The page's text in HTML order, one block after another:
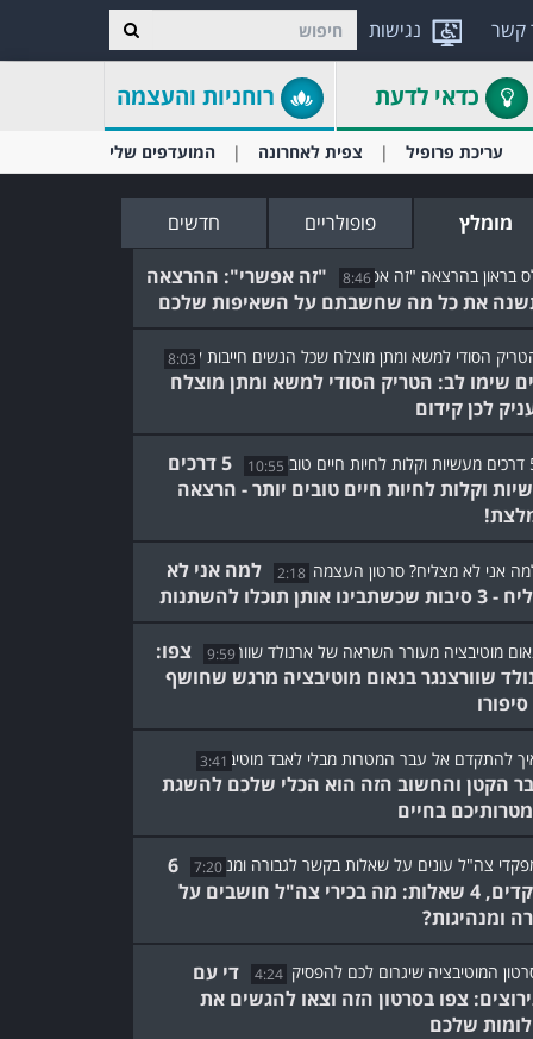
נגישות קשר
כדאי לדעת רוחניות והעצמה
עריכת פרופיל צפית לאחרונה המועדפים שלי
מומלץ פופולריים חדשים
8:46
"זה אפשרי": ההרצאה
את כל מה שחשבתם על השאיפות שלכם
8:03
שימו לב: הטריק הסודי למשא ומתן מוצלח
לכן קידום
10:55
5 דרכים
וקלות לחיות חיים טובים יותר - הרצאה
2:18
למה אני לא
אותן תוכלו להשתנות
9:59
צפו:
שוורצנגר בנאום מוטיבציה מרגש שחושף
3:41
הקטן והחשוב הזה הוא הכלי שלכם להשגת
בחיים
7:20
6
מפקדים, 4 שאלות: מה בכירי צה"ל חושבים על
ומנהיגות?
4:24
די עם
צפו בסרטון הזה וצאו להגשים את
שלכם